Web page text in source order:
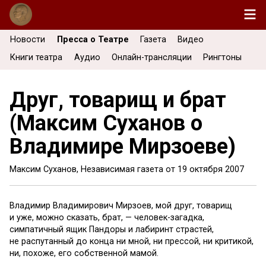
Новости Пресса о Театре Газета
Видео
Книги театра
Аудио Онлайн-трансляции Рингтоны
Друг, товарищ и брат
(Максим Суханов о
Владимире Мирзоеве)
Максим Суханов, Независимая газета от 19 октября 2007
Владимир Владимирович Мирзоев, мой друг, товарищ
и уже, можно сказать, брат, — человек-загадка,
симпатичный ящик Пандоры и лабиринт страстей,
не распутанный до конца ни мной, ни прессой, ни критикой,
ни, похоже, его собственной мамой.